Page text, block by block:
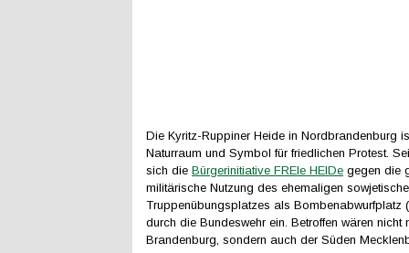
Die Kyritz-Ruppiner Heide in Nordbrandenburg
Naturraum und Symbol für friedlichen Protest.
sich die Bürgerinitiative FREIe HEIDe gegen die
militärische Nutzung des ehemaligen
Truppenübungsplatzes als Bombenabwurfplatz
durch die Bundeswehr ein. Betroffen wären nicht
Brandenburg, sondern auch der Süden